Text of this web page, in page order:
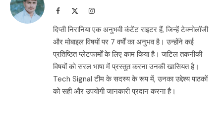
Facebook Instagram
दिप्ती निरानिया एक अनुभवी कंटेंट राइटर हैं, जिन्हें टेक्नोलॉजी
और मोबाइल विषयों पर 7 वर्षों का अनुभव है। उन्होंने कई
प्रतिष्ठित प्लेटफार्मों के लिए काम किया है। जटिल तकनीकी
विषयों को सरल भाषा में प्रस्तुत करना उनकी खासियत है।
Tech Signal टीम के सदस्य के रूप में, उनका उद्देश्य पाठकों
को सही और उपयोगी जानकारी प्रदान करना है।